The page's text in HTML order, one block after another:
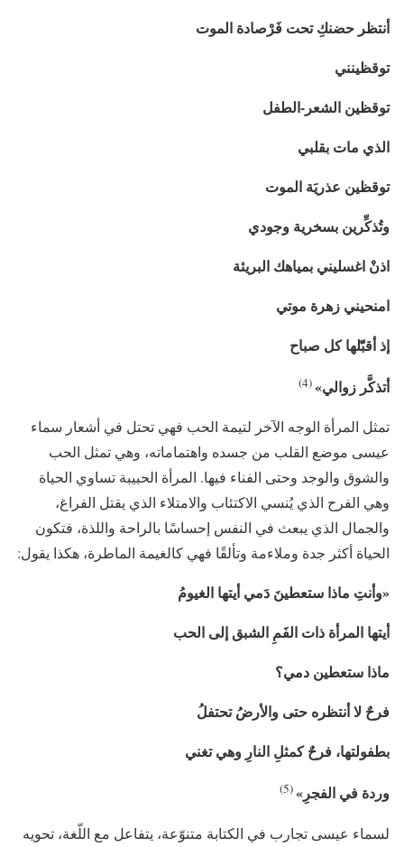
أنتظر حضنكِ تحت فَرْصادة الموت
توقظينني
توقظين الشعر-الطفل
الذي مات بقلبي
توقظين عذريَة الموت
وتُذكِّرين بسخرية وجودي
اذنْ اغسليني بمياهك البريئة
امنحيني زهرة موتي
إذ أقبّّلها كل صباح
أتذكَّر زوالي»(
4)
تمثل المرأة الوجه الآخر لتيمة الحب فهي تحتل في أشعار سماء
عيسى موضع القلب من جسده واهتماماته، وهي تمثل الحب
والشوق والوجد وحتى الفناء فيها. المرأة الحبيبة تساوي الحياة
وهي الفرح الذي يُنسي الاكتئاب والامتلاء الذي يقتل الفراغ،
والجمال الذي يبعث في النفس إحساسًا بالراحة واللذة، فتكون
الحياة أكثر جدة وملاءمة وتألقًا فهي كالغيمة الماطرة، هكذا يقول:
«وأنتِ ماذا ستعطينَ دَمي أيتها الغيومُ
أيتها المرأة ذات الفَمِ الشبق إلى الحب
ماذا ستعطين دمي؟
فرحٌ لا أنتظره حتى والأرضُ تحتفلُ
بطفولتها، فرحٌ كمثلِ النارِ وهي تغني
وردة في الفجرِ»(
5)
لسماء عيسى تجارب في الكتابة متنوّعة، يتفاعل مع اللّغة، تحويه